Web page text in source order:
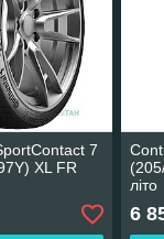
7
XL FR
літо
6